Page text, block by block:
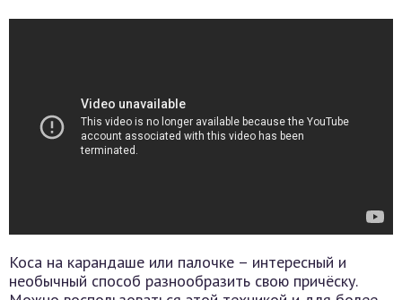
Коса на карандаше или палочке – интересный и
необычный способ разнообразить свою причёску.